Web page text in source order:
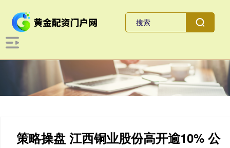
策略操盘 江西铜业股份高开逾10% 公